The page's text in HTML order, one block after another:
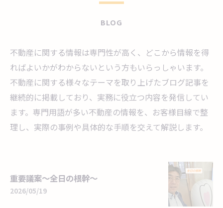
BLOG
不動産に関する情報は専門性が高く、どこから情報を得
ればよいかがわからないという方もいらっしゃいます。
不動産に関する様々なテーマを取り上げたブログ記事を
継続的に掲載しており、実務に役立つ内容を発信してい
ます。専門用語が多い不動産の情報を、お客様目線で整
理し、実際の事例や具体的な手順を交えて解説します。
重要議案～全日の根幹～
2026/05/19